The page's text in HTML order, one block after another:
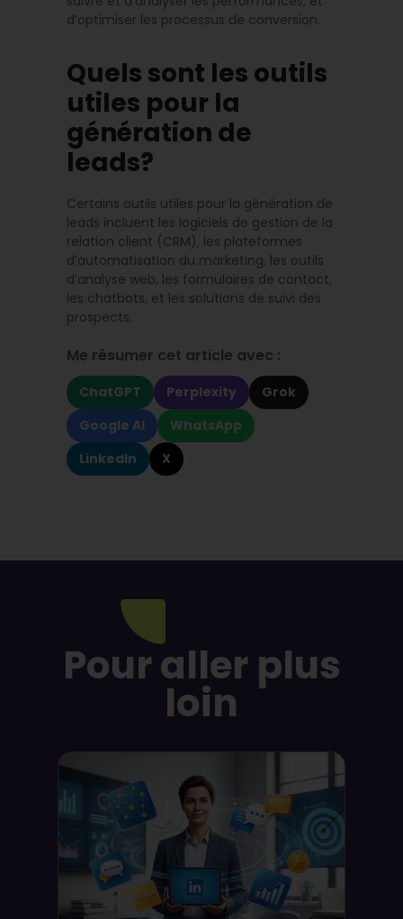
d’optimiser les processus de conversion.
Quels sont les outils
utiles pour la
génération de
leads?
Certains outils utiles pour la génération de
leads incluent les logiciels de gestion de la
relation client (CRM), les plateformes
d’automatisation du marketing, les outils
d’analyse web, les formulaires de contact,
les chatbots, et les solutions de suivi des
prospects.
Me résumer cet article avec :
ChatGPT Perplexity
Grok
Google AI
WhatsApp
LinkedIn
X
Pour aller plus
loin